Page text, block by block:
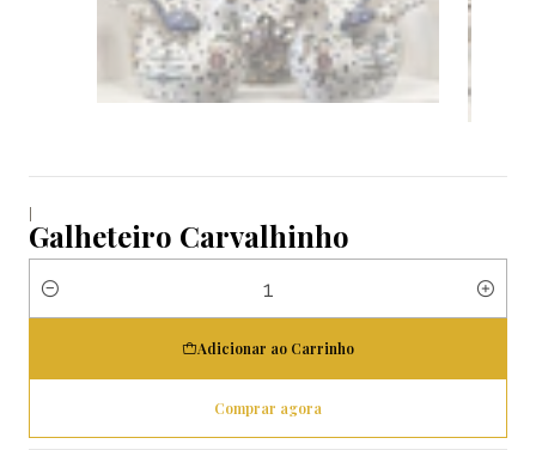
|
Galheteiro Carvalhinho
Quantidade
Adicionar ao Carrinho
Comprar agora